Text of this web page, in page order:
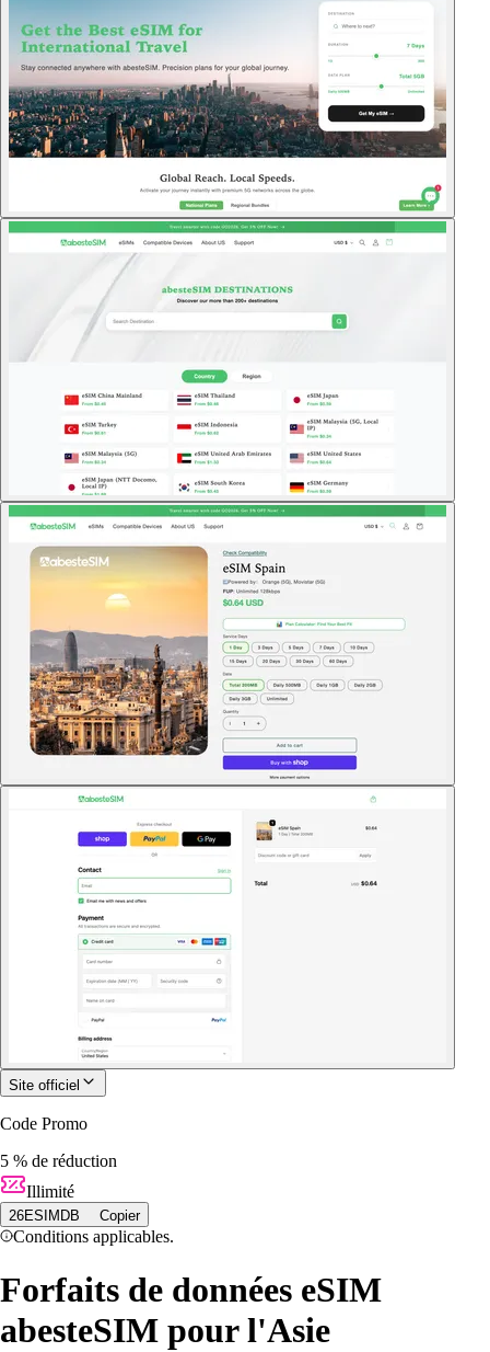
Site officiel
Code Promo
5 % de réduction
Illimité
26ESIMDB Copier
Conditions applicables.
Forfaits de données eSIM
abesteSIM pour l'Asie